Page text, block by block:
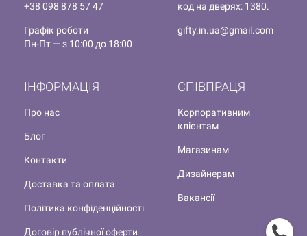
+38 098 878 57 47
код на дверях: 1380.
Графік роботи
Пн-Пт — з 10:00 до 18:00
gifty.in.ua@gmail.com
СПІВПРАЦЯ
Корпоративним
клієнтам
Магазинам
Дизайнерам
Вакансії
ІНФОРМАЦІЯ
Про нас
Блог
Контакти
Доставка та оплата
Політика конфіденційності
Договір публічної оферти